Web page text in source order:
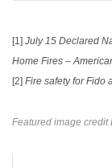
[1] July 15 Declared
Home Fires –
[2] Fire safety for Fido
Featured image credit